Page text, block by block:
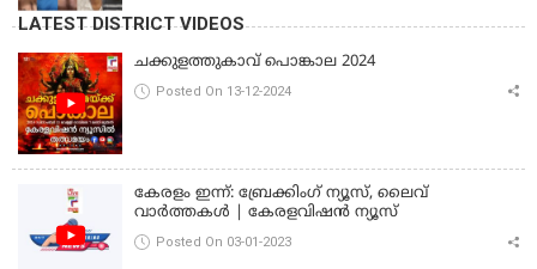
LATEST DISTRICT VIDEOS
ചക്കുളത്തുകാവ് പൊങ്കാല 2024
Posted On 13-12-2024
കേരളം ഇന്ന്: ബ്രേക്കിംഗ് ന്യൂസ്, ലൈവ്
വാർത്തകൾ | കേരളവിഷൻ ന്യൂസ്
Posted On 03-01-2023